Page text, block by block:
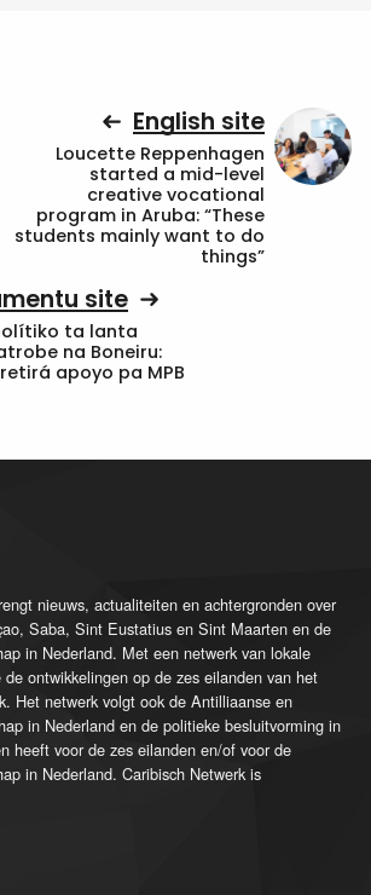
English site
Loucette Reppenhagen
started a mid-level
creative vocational
program in Aruba: “These
students mainly want to do
things”
site
ta lanta
na Boneiru:
apoyo pa MPB
nieuws, actualiteiten en achtergronden over
Saba, Sint Eustatius en Sint Maarten en de
in Nederland. Met een netwerk van lokale
ontwikkelingen op de zes eilanden van het
Het netwerk volgt ook de Antilliaanse en
in Nederland en de politieke besluitvorming in
heeft voor de zes eilanden en/of voor de
in Nederland. Caribisch Netwerk is